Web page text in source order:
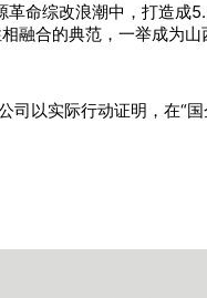
命综改浪潮中，打造成
融合的典范，一举成为
以实际行动证明，在“